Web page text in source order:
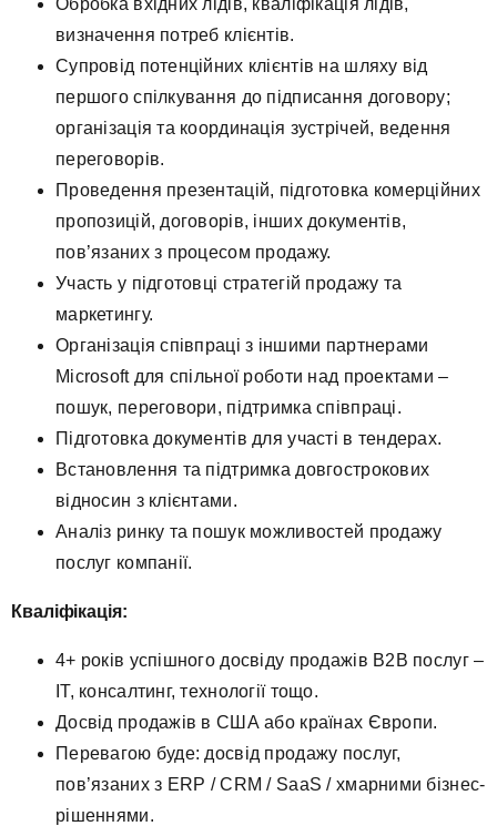
Обробка вхідних лідів, кваліфікація лідів,
визначення потреб клієнтів.
Супровід потенційних клієнтів на шляху від
першого спілкування до підписання договору;
організація та координація зустрічей, ведення
переговорів.
Проведення презентацій, підготовка комерційних
пропозицій, договорів, інших документів,
пов’язаних з процесом продажу.
Участь у підготовці стратегій продажу та
маркетингу.
Організація співпраці з іншими партнерами
Microsoft для спільної роботи над проектами –
пошук, переговори, підтримка співпраці.
Підготовка документів для участі в тендерах.
Встановлення та підтримка довгострокових
відносин з клієнтами.
Аналіз ринку та пошук можливостей продажу
послуг компанії.
Кваліфікація:
4+ років успішного досвіду продажів B2B послуг –
IT, консалтинг, технології тощо.
Досвід продажів в США або країнах Європи.
Перевагою буде: досвід продажу послуг,
пов’язаних з ERP / CRM / SaaS / хмарними бізнес-
рішеннями.